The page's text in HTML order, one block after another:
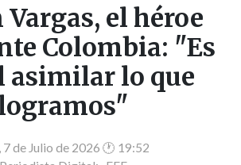
Vargas, el héroe
Colombia: "Es
lo que
de Julio de 2026 🕐 19:52